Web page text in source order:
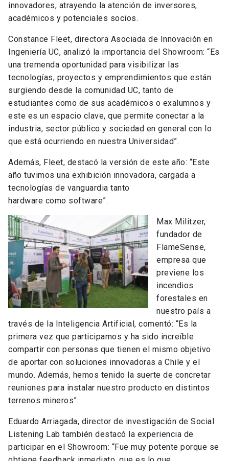
innovadores, atrayendo la atención de inversores,
académicos y potenciales socios.
Constance Fleet, directora Asociada de Innovación en
Ingeniería UC, analizó la importancia del Showroom: “Es
una tremenda oportunidad para visibilizar las
tecnologías, proyectos y emprendimientos que están
surgiendo desde la comunidad UC, tanto de
estudiantes como de sus académicos o exalumnos y
este es un espacio clave, que permite conectar a la
industria, sector público y sociedad en general con lo
que está ocurriendo en nuestra Universidad”.
Además, Fleet, destacó la versión de este año: “Este
año tuvimos una exhibición innovadora, cargada a
tecnologías de vanguardia tanto
hardware como software”.
Max Militzer,
fundador de
FlameSense,
empresa que
previene los
incendios
forestales en
nuestro país a
través de la Inteligencia Artificial, comentó: “Es la
primera vez que participamos y ha sido increíble
compartir con personas que tienen el mismo objetivo
de aportar con soluciones innovadoras a Chile y el
mundo. Además, hemos tenido la suerte de concretar
reuniones para instalar nuestro producto en distintos
terrenos mineros”.
Eduardo Arriagada, director de investigación de Social
Listening Lab también destacó la experiencia de
participar en el Showroom: “Fue muy potente porque se